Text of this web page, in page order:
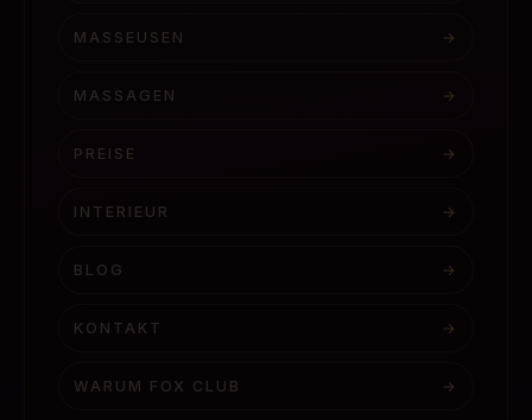
MASSEUSEN →
MASSAGEN →
PREISE →
INTERIEUR →
BLOG →
KONTAKT →
WARUM FOX CLUB →